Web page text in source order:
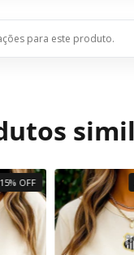
para este produto.
OFF